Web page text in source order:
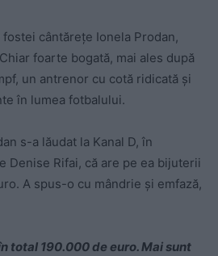
cântărețe Ionela Prodan,
foarte bogată, mai ales după
un antrenor cu cotă ridicată și
în lumea fotbalului.
s-a lăudat la Kanal D, în
Denise Rifai, că are pe ea bijuterii
A spus-o cu mândrie și emfază,
total 190.000 de euro. Mai sunt